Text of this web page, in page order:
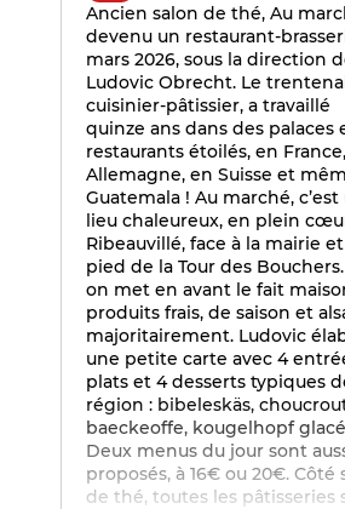
Ancien salon de thé, Au
devenu un restaurant-
mars 2026, sous la direction
Ludovic Obrecht. Le
cuisinier-pâtissier, a travaillé
quinze ans dans des palaces
restaurants étoilés, en
Allemagne, en Suisse et
Guatemala ! Au marché, c’est
lieu chaleureux, en plein
Ribeauvillé, face à la mairie
pied de la Tour des
on met en avant le fait
produits frais, de saison et
majoritairement. Ludovic
une petite carte avec 4
plats et 4 desserts typiques
région : bibeleskäs,
baeckeoffe, kougelhopf
Deux menus du jour sont
proposés, à 16€ ou 20€. Côté
de thé, toutes les pâtisseries